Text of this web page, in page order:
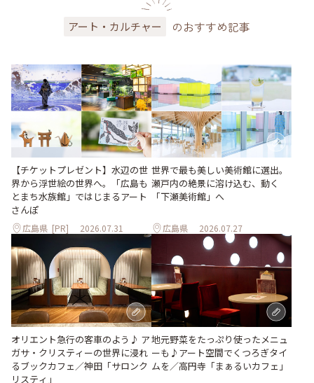
アート・カルチャー のおすすめ記事
【チケットプレゼント】水辺の世
界から浮世絵の世界へ。「広島も
とまち水族館」ではじまるアート
さんぽ
広島県 [PR] 2026.07.31
世界で最も美しい美術館に選出。
瀬戸内の絶景に溶け込む、動く
「下瀬美術館」へ
広島県 2026.07.27
オリエント急行の客車のよう♪ ア
ガサ・クリスティーの世界に浸れ
るブックカフェ／神田「サロンク
リスティ」
地元野菜をたっぷり使ったメニュ
ーも♪アート空間でくつろぎタイ
ムを／高円寺「まぁるいカフェ」